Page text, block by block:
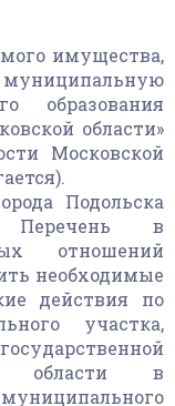
имущества,
образования
области»
Московской
Подольска
Перечень в
отношений
необходимые
действия по
участка,
области в